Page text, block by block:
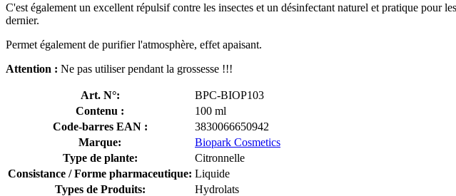
C'est également un excellent répulsif contre les insectes et un désinfectant naturel et pratique pour
dernier.
Permet également de purifier l'atmosphère, effet apaisant.
Attention : Ne pas utiliser pendant la grossesse !!!
Art. N°:
BPC-BIOP103
Contenu :
100 ml
Code-barres EAN :
3830066650942
Marque:
Biopark Cosmetics
Type de plante:
Citronnelle
Consistance / Forme pharmaceutique: Liquide
Types de Produits:
Hydrolats